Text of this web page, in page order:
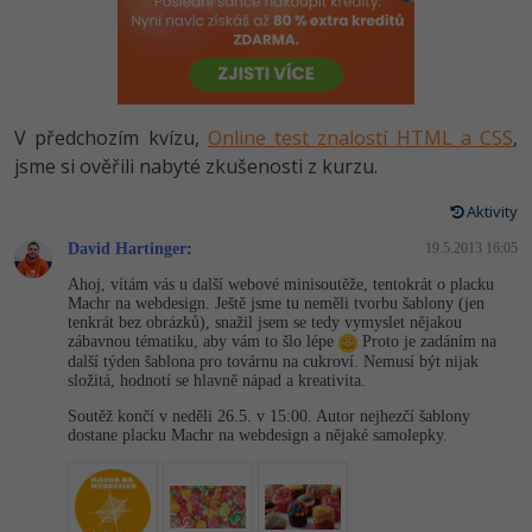
HTML5, CSS3, Bootstrap, SEO
SQL a databáze
Testování a verzování
Spring
ASP.NET MVC
Django
Best practices
JavaScript
Python
MySQL/MariaDB
MS-SQL
SQLite
Vývojář mobilních aplikací
Specialista na AI a bigdata
C# Game developer
Webdesigner
Tester
Systémový administrátor
Grafik / UX/UI návrhář
3D grafik
Databázový analytik
Python -80%
JavaScript -80%
PHP
-80%
Swift
Kotlin -80%
C -80%
VB.NET
SQL
Návrh SW -80%
Digitální gramotnost
Marketing -30%
WordPress
-30%
UX
Business
Kryptoměny -25%
Copywriting -30%
MS Office
Photoshop -80%
Adobe Illustrator -80%
Adobe Lightroom -30%
Adobe InDesign
Adobe After Effects
Blender -80%
Inkscape
Fotografování
V předchozím kvízu, Online test znalostí HTML a CSS,
jsme si ověřili nabyté zkušenosti z kurzu.
Aktivity
David Hartinger: 19.5.2013 16:05
Ahoj, vítám vás u další webové minisoutěže, tentokrát o placku
Machr na webdesign. Ještě jsme tu neměli tvorbu šablony (jen
tenkrát bez obrázků), snažil jsem se tedy vymyslet nějakou
zábavnou tématiku, aby vám to šlo lépe
Proto je zadáním na
další týden šablona pro továrnu na cukroví. Nemusí být nijak
složitá, hodnotí se hlavně nápad a kreativita.
Soutěž končí v neděli 26.5. v 15:00. Autor nejhezčí šablony
dostane placku Machr na webdesign a nějaké samolepky.